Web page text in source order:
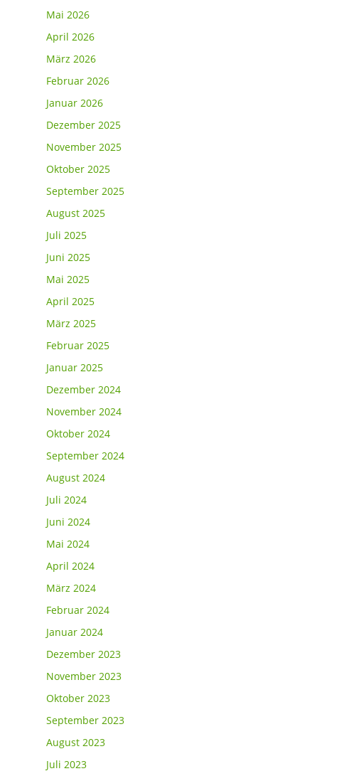
Mai 2026
April 2026
März 2026
Februar 2026
Januar 2026
Dezember 2025
November 2025
Oktober 2025
September 2025
August 2025
Juli 2025
Juni 2025
Mai 2025
April 2025
März 2025
Februar 2025
Januar 2025
Dezember 2024
November 2024
Oktober 2024
September 2024
August 2024
Juli 2024
Juni 2024
Mai 2024
April 2024
März 2024
Februar 2024
Januar 2024
Dezember 2023
November 2023
Oktober 2023
September 2023
August 2023
Juli 2023